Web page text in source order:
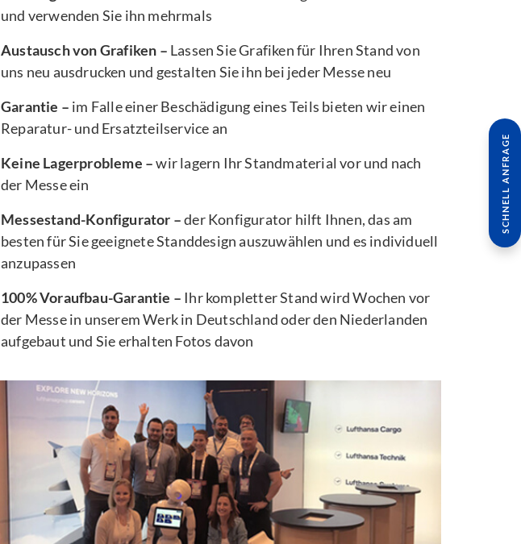
und verwenden Sie ihn mehrmals
Austausch von Grafiken – Lassen Sie Grafiken für Ihren Stand von
uns neu ausdrucken und gestalten Sie ihn bei jeder Messe neu
Garantie – im Falle einer Beschädigung eines Teils bieten wir einen
Reparatur- und Ersatzteilservice an
Keine Lagerprobleme –wir lagern Ihr Standmaterial vor und nach
der Messe ein
Messestand-Konfigurator –der Konfigurator hilft Ihnen, das am
besten für Sie geeignete Standdesign auszuwählen und es individuell
anzupassen
100% Voraufbau-Garantie – Ihr kompletter Stand wird Wochen vor
der Messe in unserem Werk in Deutschland oder den Niederlanden
aufgebaut und Sie erhalten Fotos davon
SCHNELL ANFRAGE